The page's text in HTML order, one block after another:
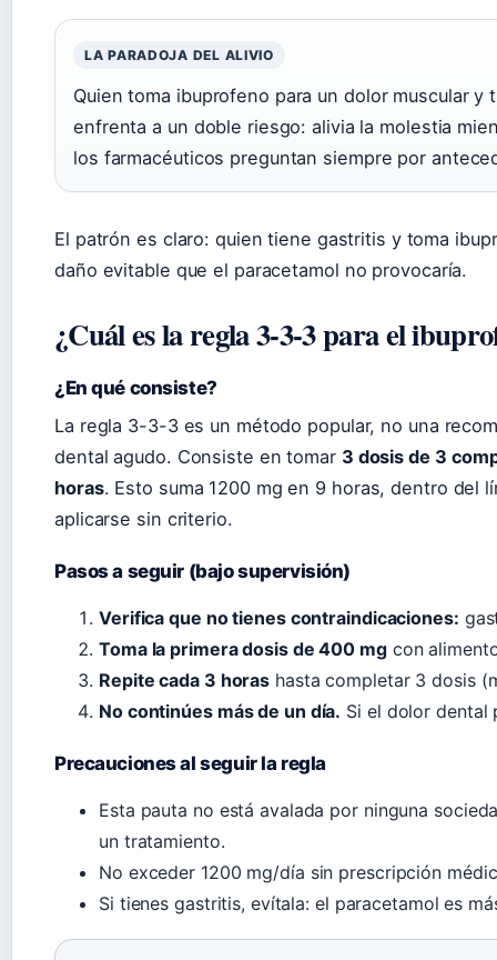
LA PARADOJA DEL ALIVIO
Quien toma ibuprofeno para un dolor muscular
enfrenta a un doble riesgo: alivia la molestia
los farmacéuticos preguntan siempre por
El patrón es claro: quien tiene gastritis y toma
daño evitable que el paracetamol no provocaría.
¿Cuál es la regla 3-3-3 para el
¿En qué consiste?
La regla 3-3-3 es un método popular, no una
dental agudo. Consiste en tomar 3 dosis de 3
horas. Esto suma 1200 mg en 9 horas, dentro del
aplicarse sin criterio.
Pasos a seguir (bajo supervisión)
Verifica que no tienes contraindicaciones:
Toma la primera dosis de 400 mgcon
Repite cada 3 horas hasta completar 3 dosis
No continúes más de un día. Si el dolor dental
Precauciones al seguir la regla
Esta pauta no está avalada por ninguna
un tratamiento.
No exceder 1200 mg/día sin prescripción
Si tienes gastritis, evítala: el paracetamol es